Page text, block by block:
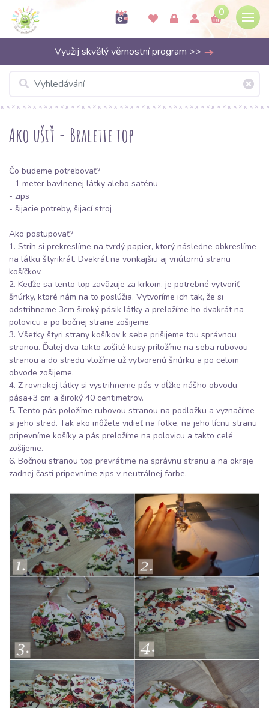
0
Využij skvělý věrnostní program >>
Ako ušiť - Bralette top
Čo budeme potrebovať?
- 1 meter bavlnenej látky alebo saténu
- zips
- šijacie potreby, šijací stroj
Ako postupovať?
1. Strih si prekreslíme na tvrdý papier, ktorý následne obkreslíme
na látku štyrikrát. Dvakrát na vonkajšiu aj vnútornú stranu
košíčkov.
2. Keďže sa tento top zaväzuje za krkom, je potrebné vytvoriť
šnúrky, ktoré nám na to poslúžia. Vytvoríme ich tak, že si
odstrihneme 3cm široký pásik látky a preložíme ho dvakrát na
polovicu a po bočnej strane zošijeme.
3. Všetky štyri strany košíkov k sebe prišijeme tou správnou
stranou. Ďalej dva takto zošité kusy priložíme na seba rubovou
stranou a do stredu vložíme už vytvorenú šnúrku a po celom
obvode zošijeme.
4. Z rovnakej látky si vystrihneme pás v dĺžke nášho obvodu
pása+3 cm a široký 40 centimetrov.
5. Tento pás položíme rubovou stranou na podložku a vyznačíme
si jeho stred. Tak ako môžete vidieť na fotke, na jeho lícnu stranu
pripevníme košíky a pás preložíme na polovicu a takto celé
zošijeme.
6. Bočnou stranou top prevrátime na správnu stranu a na okraje
zadnej časti pripevníme zips v neutrálnej farbe.